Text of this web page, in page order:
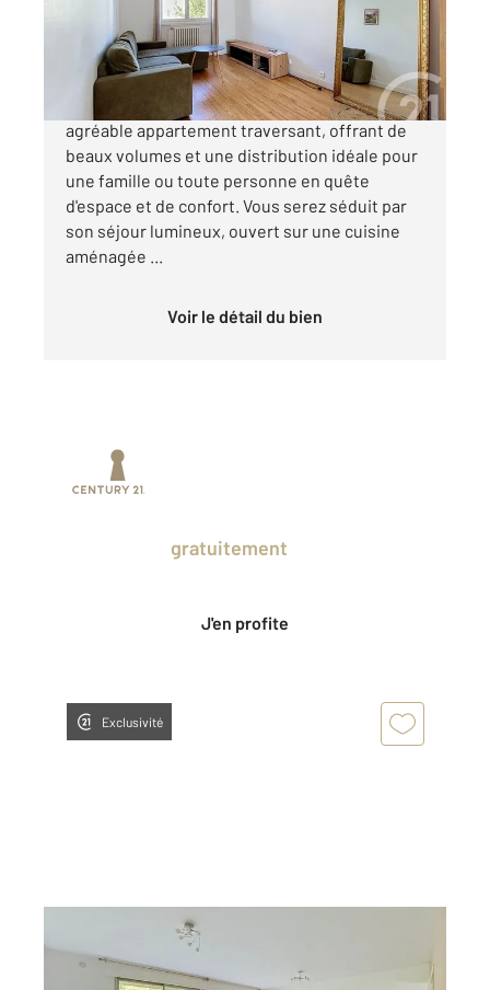
201 300 €
CLERMONT - FERRAND Découvrez cet
agréable appartement traversant, offrant de
beaux volumes et une distribution idéale pour
une famille ou toute personne en quête
d'espace et de confort. Vous serez séduit par
son séjour lumineux, ouvert sur une cuisine
aménagée ...
Voir le détail du bien
gratuitement
J'en profite
Exclusivité
CLERMONT FERRAND 63
96,92 m , 4 pièces
Ref : 25342